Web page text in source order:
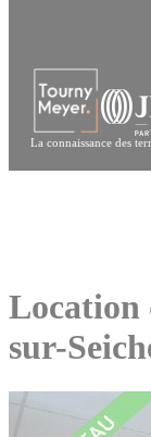
La connaissance des
Location
sur-